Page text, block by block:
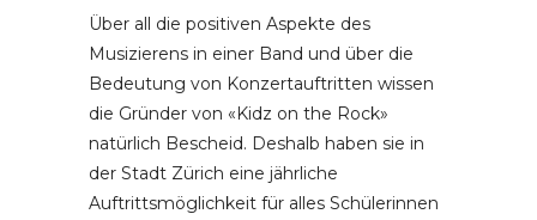
Über all die positiven Aspekte des
Musizierens in einer Band und über die
Bedeutung von Konzertauftritten wissen
die Gründer von «Kidz on the Rock»
natürlich Bescheid. Deshalb haben sie in
der Stadt Zürich eine jährliche
Auftrittsmöglichkeit für alles Schülerinnen